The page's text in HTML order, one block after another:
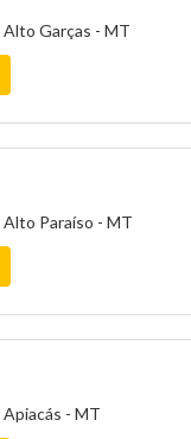
Garças - MT
Paraíso - MT
- MT